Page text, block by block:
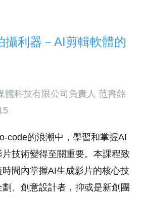
攝利器－AI剪輯軟體的
體科技有限公司負責人 范書銘
code的浪潮中，學習和掌握AI
技術變得至關重要。本課程致
間內掌握AI生成影片的核心技
、創意設計者，抑或是新創團